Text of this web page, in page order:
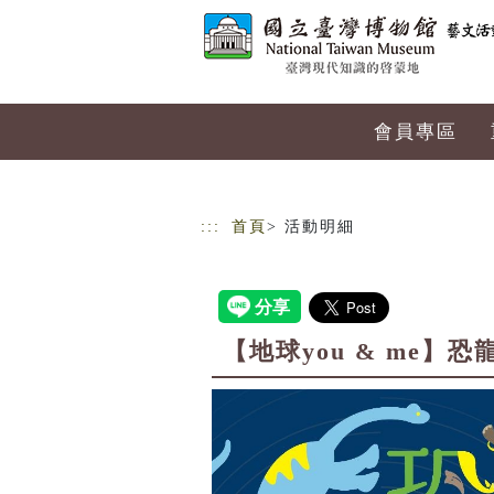
會員專區
::: 首頁 > 活動明細
【地球you & me】恐